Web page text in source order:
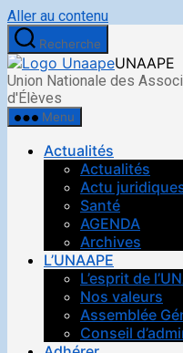
Aller au contenu
Recherche
UNAAPE
Union Nationale des
d'Élèves
Menu
Actualités
Actualités
Actu
Santé
AGENDA
Archives
L’UNAAPE
L’esprit de
Nos valeurs
Assemblée
Conseil